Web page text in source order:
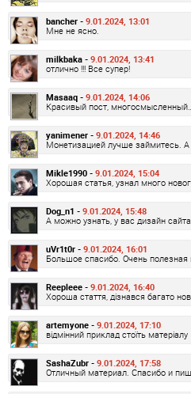
bancher - 9.01.2024, 13:01
Мне не ясно.
milkbaka - 9.01.2024, 13:41
отлично !!! Все супер!
Masaaq - 9.01.2024, 14:06
Красивый пост,
yanimener - 9.01.2024, 14:46
Монетизацией лучше займитесь. А
Mikle1990 - 9.01.2024, 15:04
Хорошая статья, узнал много
Dog_n1 - 9.01.2024, 15:48
А можно узнать, у вас дизайн
uVr1t0r - 9.01.2024, 16:01
Большое спасибо. Очень
Reepleee - 9.01.2024, 16:40
Хороша стаття, дізнався багато
artemyone - 9.01.2024, 17:10
відмінний приклад стоїть матеріалу
SashaZubr - 9.01.2024, 17:58
Отличный материал. Спасибо и